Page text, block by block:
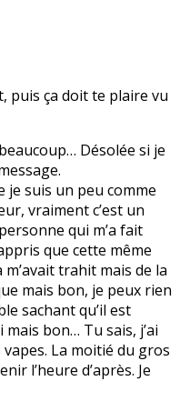
puis ça doit te plaire vu
Désolée si je
je suis un peu comme
vraiment c’est un
qui m’a fait
que cette même
trahit mais de la
mais bon, je peux rien
sachant qu’il est
bon… Tu sais, j’ai
vapes. La moitié du gros
l’heure d’après. Je